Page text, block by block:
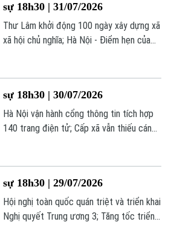
động tích cực... là những nội dung chính
trong chương trình hôm nay.
18h30 | 31/07/2026
Thư Lâm khởi động 100 ngày xây dựng xã
xã hội chủ nghĩa; Hà Nội - Điểm hẹn của
hôm nay.
18h30 | 30/07/2026
Hà Nội vận hành cổng thông tin tích hợp
140 trang điện tử; Cấp xã vẫn thiếu cán
chính trong chương trình hôm nay.
18h30 | 29/07/2026
Hội nghị toàn quốc quán triệt và triển khai
Nghị quyết Trung ương 3; Tăng tốc triển